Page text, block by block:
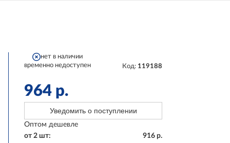
нет в наличии
временно недоступен
Код: 119188
964 р.
Уведомить о поступлении
Оптом дешевле
от 2 шт:
916 р.